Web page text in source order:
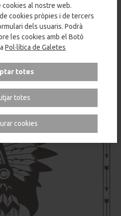
cookies al nostre web.
cookies pròpies i de tercers
dels usuaris. Podrà
les cookies amb el Botó
Pol·lítica de Galetes
totes
totes
cookies